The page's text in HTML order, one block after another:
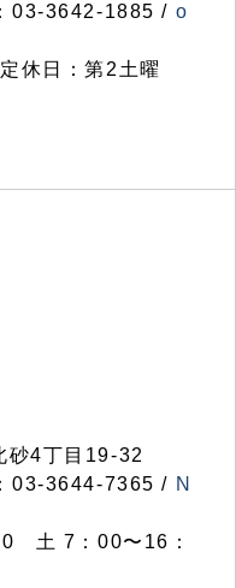
03-3642-1885 / o
休日：第2土曜
4丁目19-32
03-3644-7365 / N
土 7：00〜16：